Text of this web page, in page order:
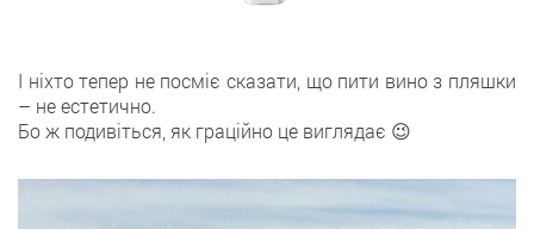
І ніхто тепер не посміє сказати, що пити вино з пляшки
– не естетично.
Бо ж подивіться, як граційно це виглядає 😉